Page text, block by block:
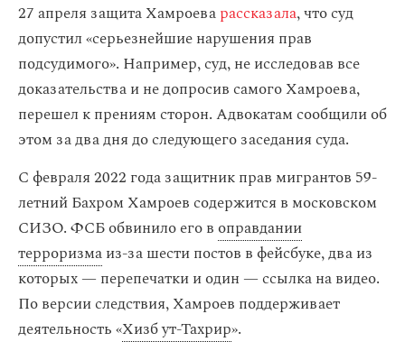
27 апреля защита Хамроеварассказала, что суд
допустил «серьезнейшие нарушения прав
подсудимого». Например, суд, не исследовав все
доказательства и не допросив самого Хамроева,
перешел к прениям сторон. Адвокатам сообщили об
этом за два дня до следующего заседания суда.
С февраля 2022 года защитник прав мигрантов 59-
летний Бахром Хамроев содержится в московском
СИЗО. ФСБ обвинило его в оправдании
терроризмаиз-за шести постов в фейсбуке, два из
которых — перепечатки и один — ссылка на видео.
По версии следствия, Хамроев поддерживает
деятельность «Хизб ут-Тахрир».